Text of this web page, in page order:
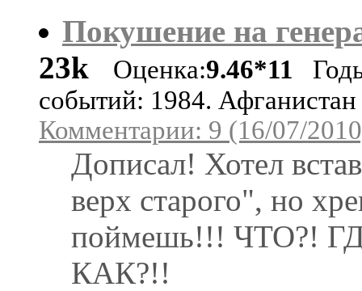
Покушение на
23k
Оценка:9.46*11
событий: 1984. Афганистан
Комментарии: 9 (16/07/
Дописал! Хотел
верх старого", но
поймешь!!! ЧТО?!
КАК?!!